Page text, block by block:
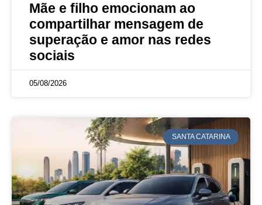
Mãe e filho emocionam ao
compartilhar mensagem de
superação e amor nas redes
sociais
05/08/2026
SANTA CATARINA